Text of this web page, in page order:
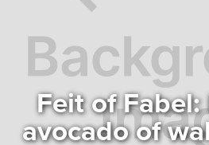
Feit of
avocado of